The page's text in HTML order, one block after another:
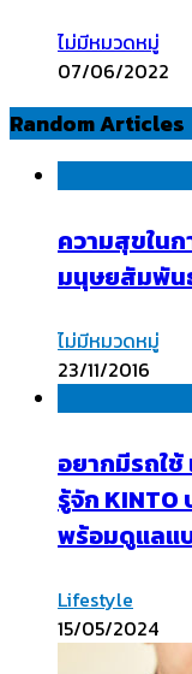
ไม่มีหมวดหมู่
07/06/2022
Random Articles
ความสุขใน
มนุษยสัมพัน
ไม่มีหมวดหมู่
23/11/2016
อยากมีรถใช้
รู้จัก KINTO
พร้อมดูแลแ
Lifestyle
15/05/2024